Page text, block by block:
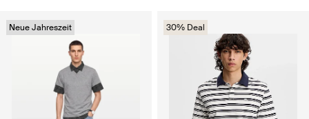
Neue Jahreszeit 30% Deal